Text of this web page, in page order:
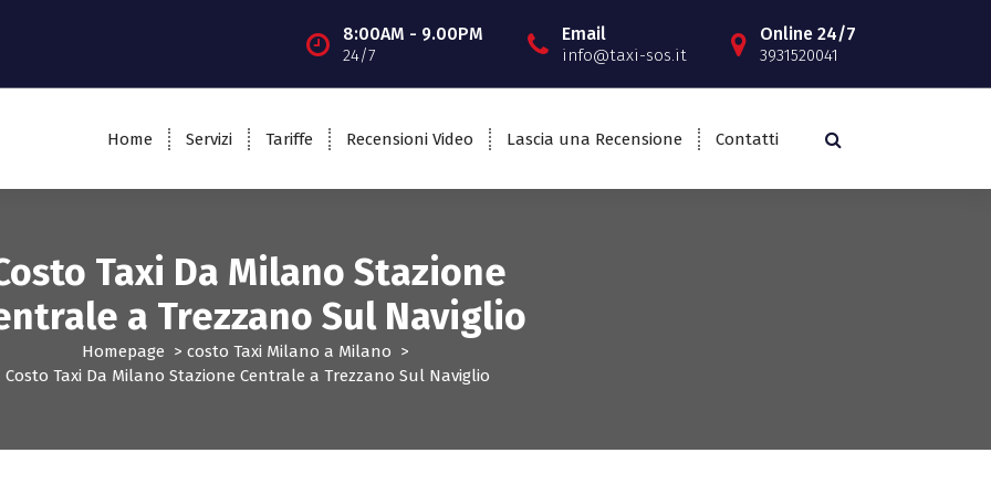
8:00AM - 9.00PM
24/7
Email
info@taxi-sos.it
Online 24/7
3931520041
Home Servizi Tariffe Recensioni Video Lascia una Recensione Contatti
Taxi Da Milano Stazione
a Trezzano Sul Naviglio
Homepage > costo Taxi Milano a Milano >
Costo Taxi Da Milano Stazione Centrale a Trezzano Sul Naviglio